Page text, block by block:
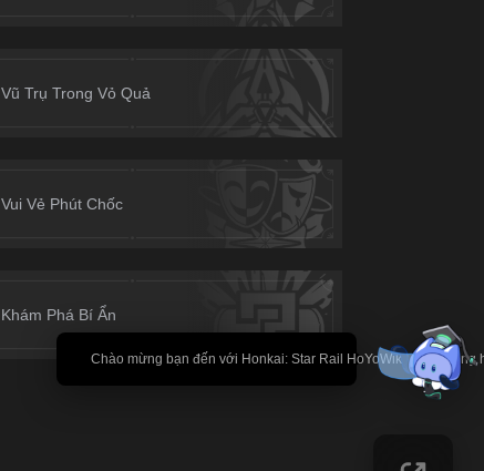
Vũ Trụ Trong Vỏ Quả
Vui Vẻ Phút Chốc
Khám Phá Bí Ẩn
🎉 Chào mừng bạn đến với Honkai: Star Rail HoYoWiki! * Nội